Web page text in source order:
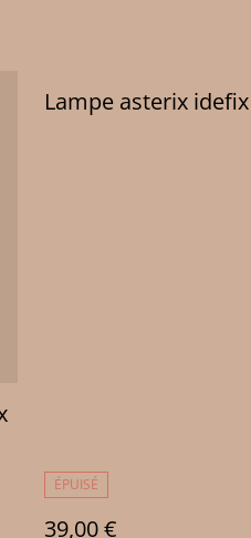
Lampe asterix idefix
ÉPUISÉ
39,00 €